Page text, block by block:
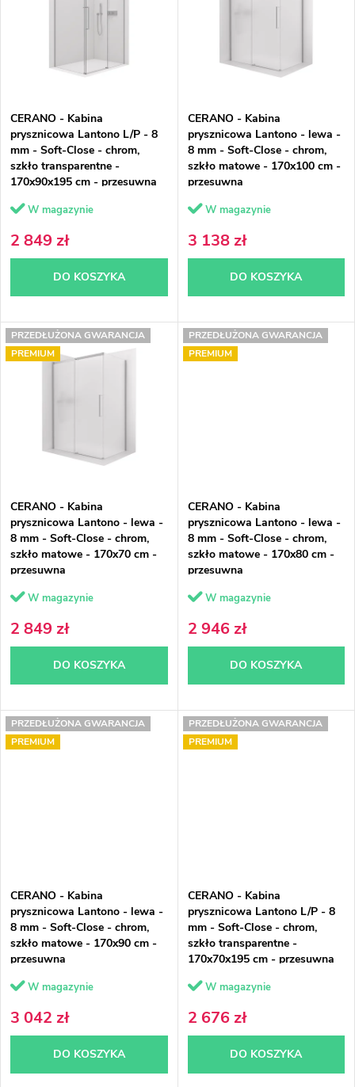
n
i
e
p
r
o
d
u
k
r
o
d
u
k
t
ó
w
CERANO - Kabina
prysznicowa Lantono L/P - 8
mm - Soft-Close - chrom,
szkło transparentne -
170x90x195 cm - przesuwna
W magazynie
2 849 zł
DO KOSZYKA
CERANO - Kabina
prysznicowa Lantono - lewa -
8 mm - Soft-Close - chrom,
szkło matowe - 170x100 cm -
przesuwna
W magazynie
3 138 zł
DO KOSZYKA
PRZEDŁUŻONA GWARANCJA
PREMIUM
CERANO - Kabina
prysznicowa Lantono - lewa -
8 mm - Soft-Close - chrom,
szkło matowe - 170x70 cm -
przesuwna
W magazynie
2 849 zł
DO KOSZYKA
PRZEDŁUŻONA GWARANCJA
PREMIUM
CERANO - Kabina
prysznicowa Lantono - lewa -
8 mm - Soft-Close - chrom,
szkło matowe - 170x80 cm -
przesuwna
W magazynie
2 946 zł
DO KOSZYKA
PRZEDŁUŻONA GWARANCJA
PREMIUM
CERANO - Kabina
prysznicowa Lantono - lewa -
8 mm - Soft-Close - chrom,
szkło matowe - 170x90 cm -
przesuwna
W magazynie
3 042 zł
DO KOSZYKA
PRZEDŁUŻONA GWARANCJA
PREMIUM
CERANO - Kabina
prysznicowa Lantono L/P - 8
mm - Soft-Close - chrom,
szkło transparentne -
170x70x195 cm - przesuwna
W magazynie
2 676 zł
DO KOSZYKA